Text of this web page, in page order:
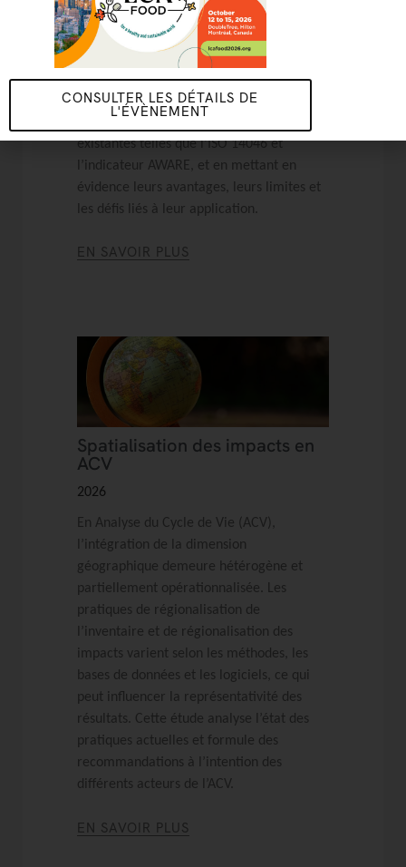
Cette étude démontre, de manière claire
et pratique, comment les entreprises
évaluent actuellement les impacts liés à
l’eau dans les analyses du cycle de vie au
niveau des produits et des systèmes, en
existantes telles que l’ISO 14046 et
l’indicateur AWARE, et en mettant en
évidence leurs avantages, leurs limites et
les défis liés à leur application.
EN SAVOIR PLUS
Spatialisation des impacts en
ACV
2026
En Analyse du Cycle de Vie (ACV),
l’intégration de la dimension
géographique demeure hétérogène et
partiellement opérationnalisée. Les
pratiques de régionalisation de
l’inventaire et de régionalisation des
impacts varient selon les méthodes, les
bases de données et les logiciels, ce qui
peut influencer la représentativité des
résultats. Cette étude analyse l’état des
pratiques actuelles et formule des
recommandations à l’intention des
différents acteurs de l’ACV.
EN SAVOIR PLUS
CONSULTER LES DÉTAILS DE
L'ÉVÈNEMENT